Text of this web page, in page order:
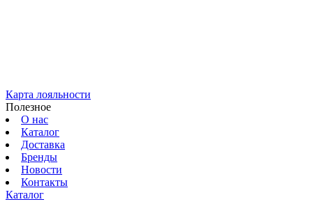
Карта лояльности
Полезное
О нас
Каталог
Доставка
Бренды
Новости
Контакты
Каталог